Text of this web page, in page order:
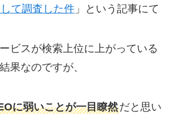
て調査した件」という記事にて
ビスが検索上位に上がっている
果なのですが、
に弱いことが一目瞭然だと思い